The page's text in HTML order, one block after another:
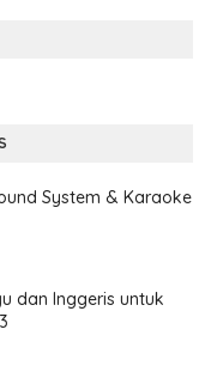
System & Karaoke
dan Inggeris untuk